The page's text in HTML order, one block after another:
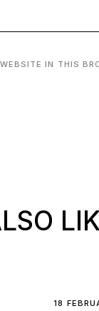
IN THIS
18